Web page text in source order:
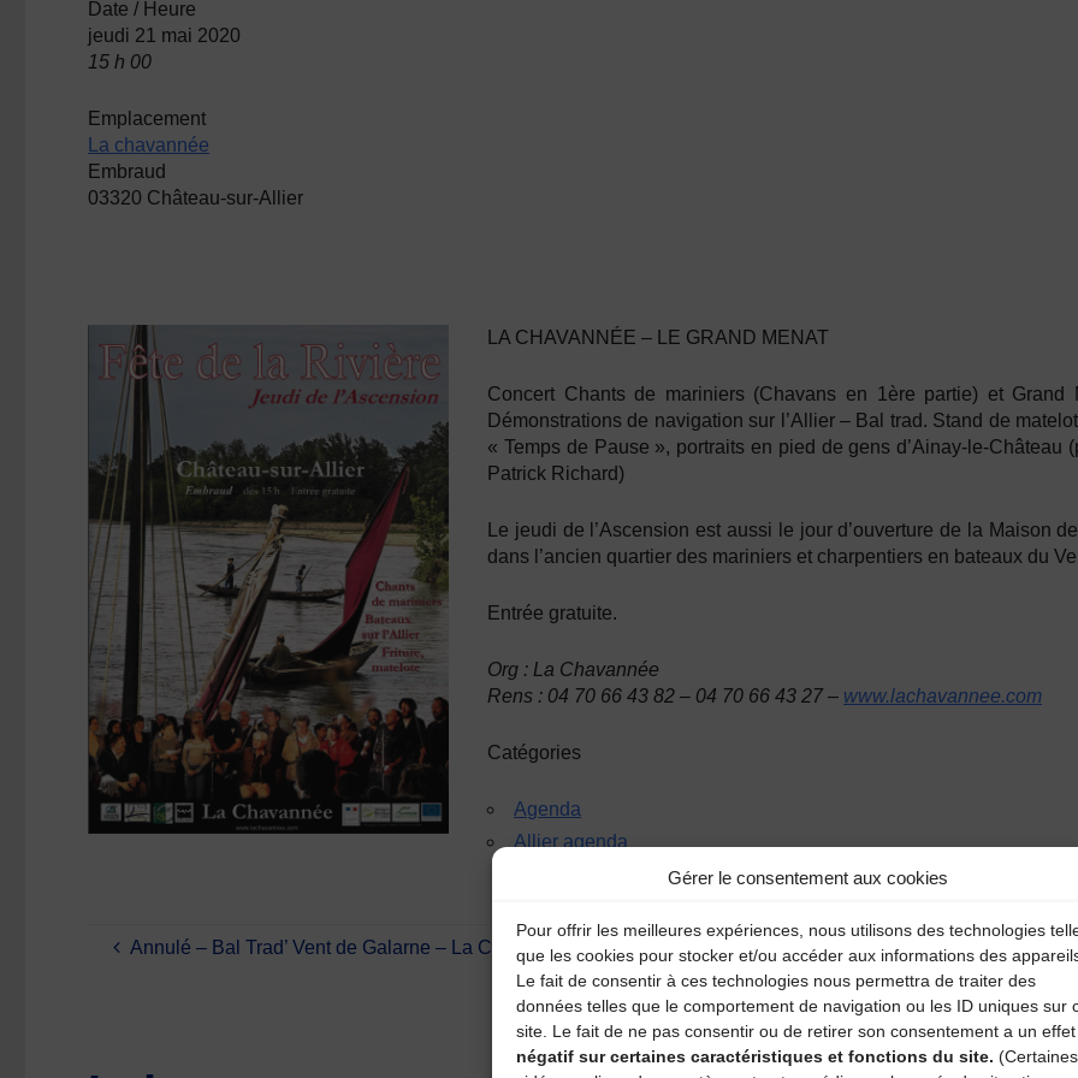
Gérer le consentement aux cookies
Pour offrir les meilleures expériences, nous utilisons des technologies
que les cookies pour stocker et/ou accéder aux informations des
Le fait de consentir à ces technologies nous permettra de traiter des
données telles que le comportement de navigation ou les ID uniques sur
site. Le fait de ne pas consentir ou de retirer son consentement a un effet
négatif sur certaines caractéristiques et fonctions du site. (Certaines
Date / Heure
jeudi 21 mai 2020
15 h 00
Emplacement
La chavannée
Embraud
03320 Château-sur-Allier
LA CHAVANNÉE – LE GRAND MENAT
Concert Chants de mariniers (Chavans en 1ère partie) et
Démonstrations de navigation sur l’Allier – Bal trad. Stand de
« Temps de Pause », portraits en pied de gens d’Ainay-le-
Patrick Richard)
Le jeudi de l’Ascension est aussi le jour d’ouverture de la Maison
dans l’ancien quartier des mariniers et charpentiers en bateaux du
Entrée gratuite.
Org : La Chavannée
Rens : 04 70 66 43 82 – 04 70 66 43 27 – www.lachavannee.com
Catégories
Agenda
Allier agenda
Annulé – Bal Trad’ Vent de Galarne – La Chavannée